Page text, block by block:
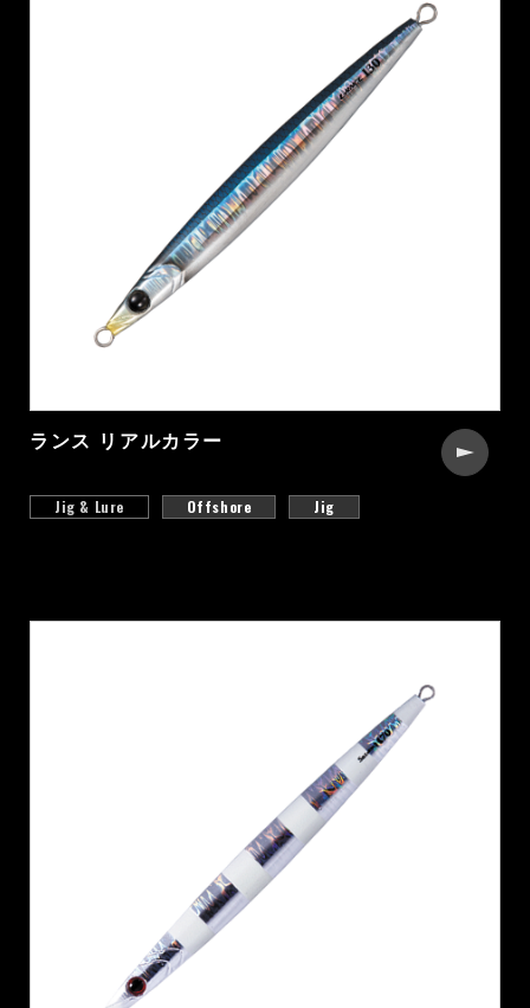
ランス リアルカラー
Jig & Lure Offshore Jig